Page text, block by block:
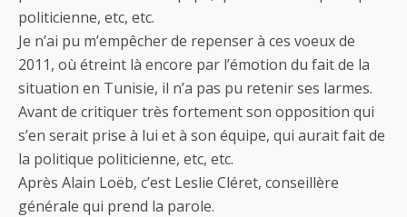
politicienne, etc, etc.
Je n’ai pu m’empêcher de repenser à ces voeux de
2011, où étreint là encore par l’émotion du fait de la
situation en Tunisie, il n’a pas pu retenir ses larmes.
Avant de critiquer très fortement son opposition qui
s’en serait prise à lui et à son équipe, qui aurait fait de
la politique politicienne, etc, etc.
Après Alain Loëb, c’est Leslie Cléret, conseillère
générale qui prend la parole.